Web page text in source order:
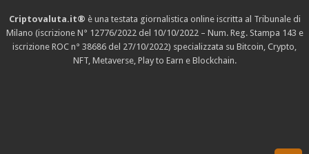
Criptovaluta.it® è una testata giornalistica online iscritta al Tribunale di
Milano (iscrizione N° 12776/2022 del 10/10/2022 – Num. Reg. Stampa 143 e
iscrizione ROC n° 38686 del 27/10/2022) specializzata su Bitcoin, Crypto,
NFT, Metaverse, Play to Earn e Blockchain.